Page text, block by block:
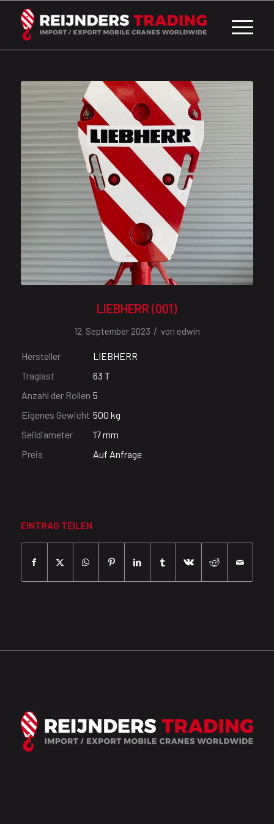
LIEBHERR (001)
12. September 2023 / von edwin
Hersteller
LIEBHERR
Traglast
63 T
Anzahl der Rollen 5
Eigenes Gewicht 500 kg
Seildiameter
17 mm
Preis
Auf Anfrage
EINTRAG TEILEN